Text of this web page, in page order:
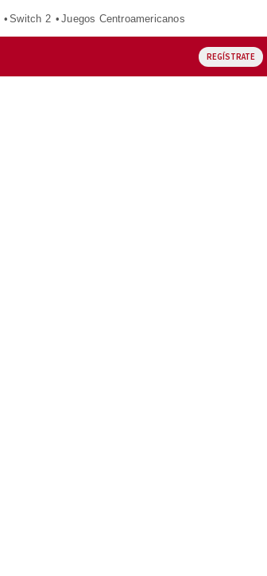
Switch 2 Juegos Centroamericanos
REGÍSTRATE